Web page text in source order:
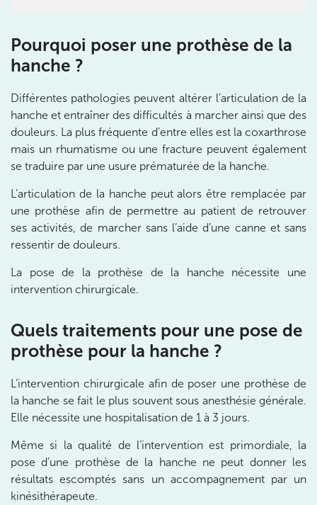
Pourquoi poser une prothèse de la
hanche ?
Différentes pathologies peuvent altérer l’articulation de la
hanche et entraîner des difficultés à marcher ainsi que des
douleurs. La plus fréquente d’entre elles est la coxarthrose
mais un rhumatisme ou une fracture peuvent également
se traduire par une usure prématurée de la hanche.
L’articulation de la hanche peut alors être remplacée par
une prothèse afin de permettre au patient de retrouver
ses activités, de marcher sans l’aide d’une canne et sans
ressentir de douleurs.
La pose de la prothèse de la hanche nécessite une
intervention chirurgicale.
Quels traitements pour une pose de
prothèse pour la hanche ?
L’intervention chirurgicale afin de poser une prothèse de
la hanche se fait le plus souvent sous anesthésie générale.
Elle nécessite une hospitalisation de 1 à 3 jours.
Même si la qualité de l’intervention est primordiale, la
pose d’une prothèse de la hanche ne peut donner les
résultats escomptés sans un accompagnement par un
kinésithérapeute.
IK PARIS 15 – SÉGUR
75015 Paris
01 43 31 00 33
Prenez RDV sur
IK PARIS 6 – CASSETTE
1 Rue Cassette 75006 Paris
01 42 84 06 95
Prenez RDV sur
3 Av. André Morizet 92100 Boulogne-
Billancourt
3 Av. André Morizet 92100 Boulogne-Billancourt
01 48 25 34 79
Prenez RDV sur
Prenez RDV sur